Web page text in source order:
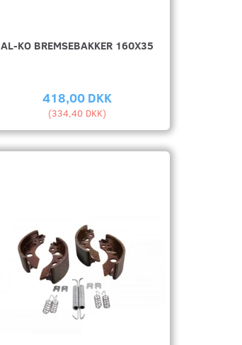
AL-KO BREMSEBAKKER 160X35
418,00 DKK
(334,40 DKK)